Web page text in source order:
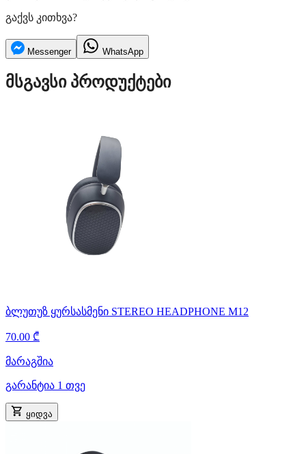
გაქვს კითხვა?
Messenger WhatsApp
მსგავსი პროდუქტები
ბლუთუზ ყურსასმენი STEREO HEADPHONE M12
70.00 ₾
მარაგშია
გარანტია 1 თვე
ყიდვა